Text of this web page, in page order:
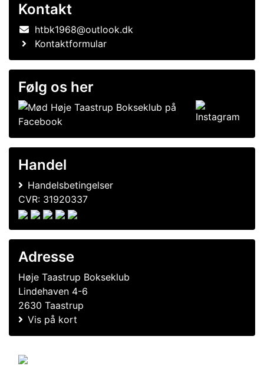
Kontakt
htbk1968@outlook.dk
Kontaktformular
Følg os her
Handel
Handelsbetingelser
CVR: 31920337
Adresse
Høje Taastrup Bokseklub
Lindehaven 4-6
2630 Taastrup
Vis på kort